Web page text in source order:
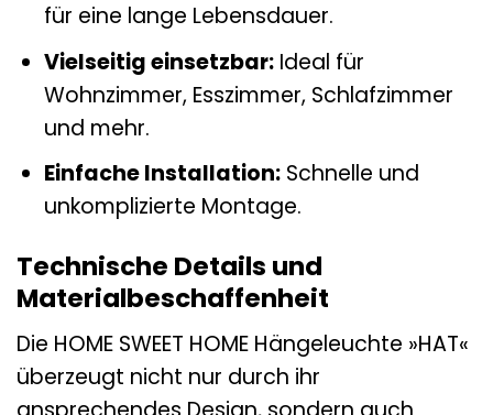
für eine lange Lebensdauer.
Vielseitig einsetzbar:Ideal für
Wohnzimmer, Esszimmer, Schlafzimmer
und mehr.
Einfache Installation:Schnelle und
unkomplizierte Montage.
Technische Details und
Materialbeschaffenheit
Die HOME SWEET HOME Hängeleuchte »HAT«
überzeugt nicht nur durch ihr